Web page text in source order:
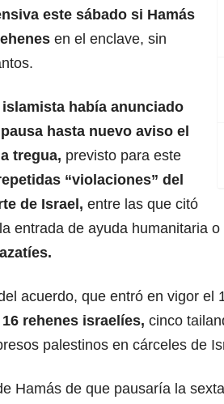
este sábado si Hamás
en el enclave, sin
había anunciado
hasta nuevo aviso el
tregua, previsto para este
“violaciones” del
de Israel , entre las que citó
entrada de ayuda humanitaria o
acuerdo, que entró en vigor el
rehenes israelíes, cinco
palestinos en cárceles de
Hamás de que pausaría la